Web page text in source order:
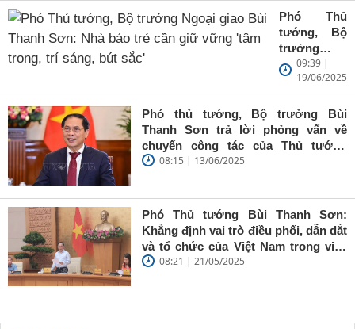
Phó Thủ
tướng, Bộ
trưởng
Ngoại giao
Bùi Thanh
Sơn: Nhà
báo trẻ cần
giữ vững
'tâm trong,
09:39 |
19/06/2025
Phó thủ tướng, Bộ trưởng Bùi
Thanh Sơn trả lời phỏng vấn về
chuyến công tác của Thủ tướng
Chính phủ đến Estonia, Pháp và
08:15 | 13/06/2025
Phó Thủ tướng Bùi Thanh Sơn:
Khẳng định vai trò điều phối, dẫn dắt
và tổ chức của Việt Nam trong việc
đề cao chủ nghĩa đa phương, đoàn
08:21 | 21/05/2025